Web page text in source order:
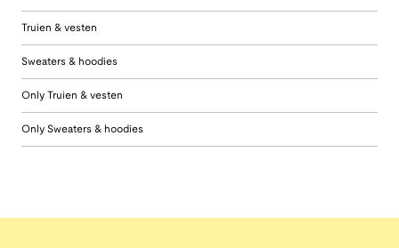
Truien & vesten
Sweaters & hoodies
Only Truien & vesten
Only Sweaters & hoodies